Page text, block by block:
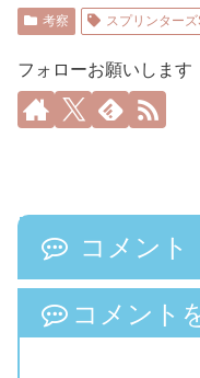
考察 スプリンターズ
フォローお願いします
コメント
コメント